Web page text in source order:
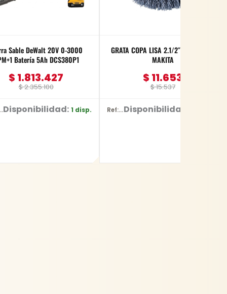
Sable DeWalt 20V 0-3000
Batería 5Ah DCS380P1
$2.355.100
$ 1.813.427
Disponibilidad: 1 disp.
GRATA COPA LISA 2.1/2″ ROSCA 5/8
MAKITA
$15.537
$ 11.653
Ref: D-26515Disponibilidad: